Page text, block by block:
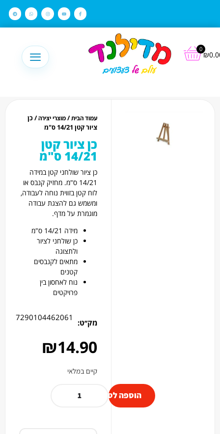
₪
0
עמוד הבית/מוצרי יצירה/ כן
ציור קטן 14/21 ס"מ
כן ציור קטן
14/21 ס"מ
כן ציור שולחני קטן במידה
14/21 ס"מ. מחזיק קנבס או
לוח קטן בזווית נוחה לעבודה,
ומשמש גם להצגת עבודה
מוגמרת על מדף.
מידה 14/21 ס"מ
כן שולחני לציור
ולתצוגה
מתאים לקנבסים
קטנים
נוח לאחסון בין
פרויקטים
מק׳׳ט:
7290104462061
₪14.90
קיים במלאי
הוספה לסל